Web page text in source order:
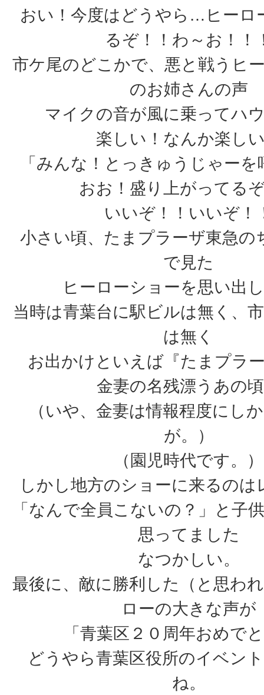
おい！今度はどうやら…ヒーロ
るぞ！！わ～お！！
市ケ尾のどこかで、悪と戦うヒ
のお姉さんの声
マイクの音が風に乗ってハ
楽しい！なんか楽し
「みんな！とっきゅうじゃー
おお！盛り上がってる
いいぞ！！いいぞ！
小さい頃、たまプラーザ東急の
で見た
ヒーローショーを思い出
当時は青葉台に駅ビルは無く、
は無く
お出かけといえば『たまプラ
金妻の名残漂うあの
（いや、金妻は情報程度にし
が。）
（園児時代です。）
しかし地方のショーに来るのは
「なんで全員こないの？」と子
思ってました
なつかしい。
最後に、敵に勝利した（と思わ
ローの大きな声が
「青葉区２０周年おめで
どうやら青葉区役所のイベン
ね。